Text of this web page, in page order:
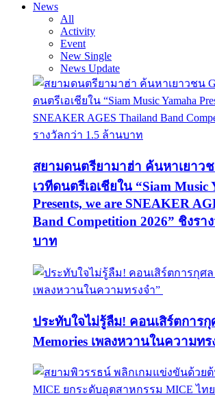
News
All
Activity
Event
New Single
News Update
สยามดนตรียามาฮ่า ค้นหาเยาว
เวทีดนตรีเอเชียใน “Siam Music
Presents, we are SNEAKER
Band Competition 2026” ชิงรา
บาท
ประทับใจไม่รู้ลืม! คอนเสิร์ตการกุ
Memories เพลงหวานในความทร